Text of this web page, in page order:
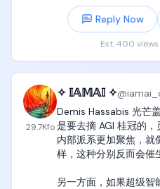
Reply Now
Est. 400
29.7Kfo
✧ 𝕀𝔸𝕄𝔸𝕀 ✧@
Demis Hassabis 光芒
是要去摘 AGI 桂冠的
内部派系更加聚焦，
样，这种分别反而会催
另一方面，如果超级智